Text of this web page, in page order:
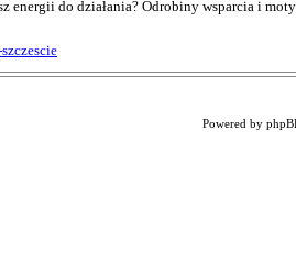
energii do działania? Odrobiny wsparcia i
Powered by